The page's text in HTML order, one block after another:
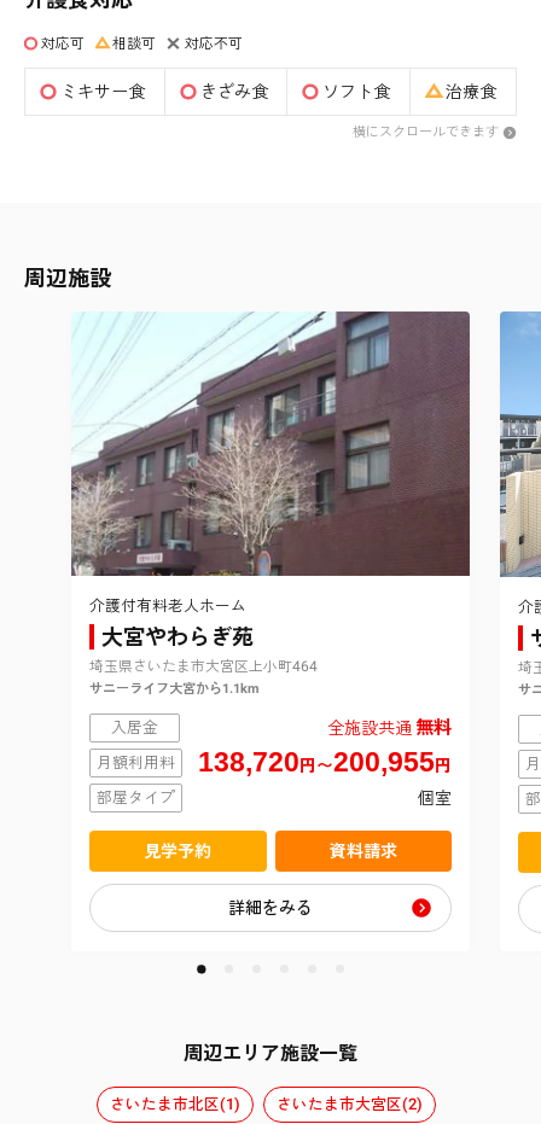
対応可 相談可 対応不可
ミキサー食 きざみ食 ソフト食 治療食
横にスクロールできます
周辺施設
介護付有料老人ホーム
大宮やわらぎ苑
埼玉県さいたま市大宮区上小町464
サニーライフ大宮から1.1km
入居金 全施設共通 無料
月額利用料 138,720 円〜200,955円
部屋タイプ 個室
見学予約 資料請求
詳細をみる
介
埼
サ
周辺エリア施設一覧
さいたま市北区(1) さいたま市大宮区(2)